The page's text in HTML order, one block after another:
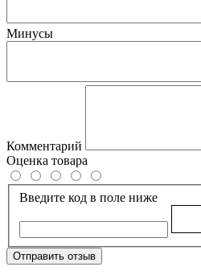
Минусы
Комментарий
Оценка товара
Введите код в поле ниже
Отправить отзыв